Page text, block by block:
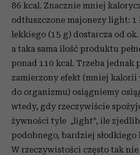
86 kcal. Znacznie mniej
odtłuszczone majonezy light: 1
lekkiego (15 g) dostarcza od
a taka sama ilość produktu
ponad 110 kcal. Trzeba jednak
zamierzony efekt (mniej
do organizmu) osiągniemy
wtedy, gdy rzeczywiście
żywności tyle „light”, ile
podobnego, bardziej słodkiego
W rzeczywistości często tak